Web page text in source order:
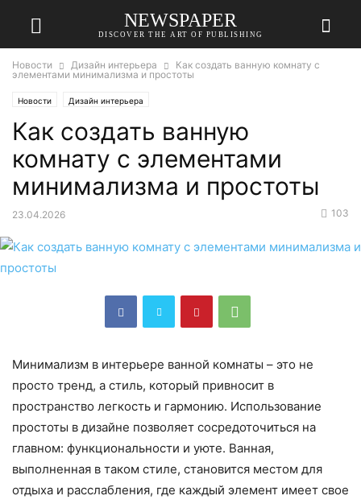
NEWSPAPER
DISCOVER THE ART OF PUBLISHING
Новости Дизайн интерьера
Как создать ванную комнату с
элементами минимализма и простоты
Новости Дизайн интерьера
Как создать ванную
комнату с элементами
минимализма и простоты
23.04.2026 103
Минимализм в интерьере ванной комнаты – это не
просто тренд, а стиль, который привносит в
пространство легкость и гармонию. Использование
простоты в дизайне позволяет сосредоточиться на
главном: функциональности и уюте. Ванная,
выполненная в таком стиле, становится местом для
отдыха и расслабления, где каждый элемент имеет свое